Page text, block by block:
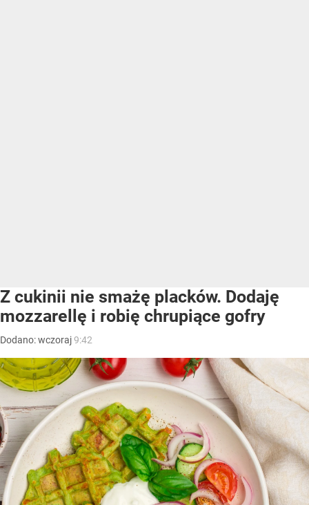
Z cukinii nie smażę placków. Dodaję
mozzarellę i robię chrupiące gofry
Dodano:wczoraj9:42